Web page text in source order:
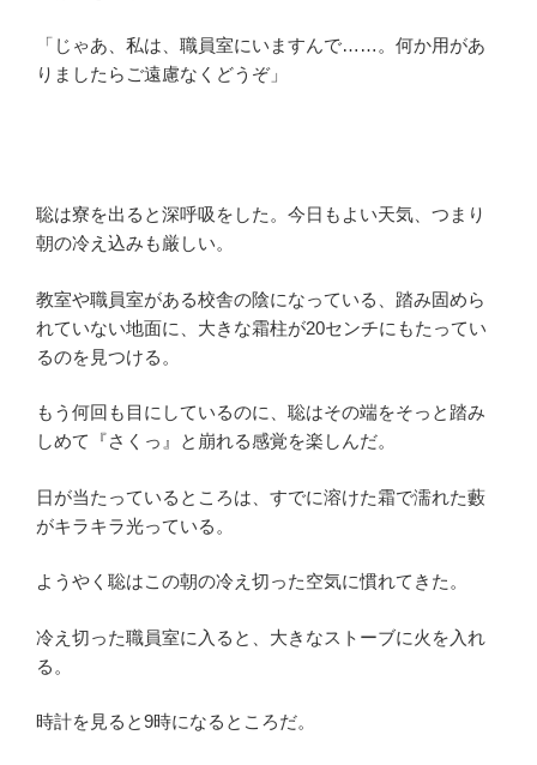
「じゃあ、私は、職員室にいますんで……。何か用があ
りましたらご遠慮なくどうぞ」
聡は寮を出ると深呼吸をした。今日もよい天気、つまり
朝の冷え込みも厳しい。
教室や職員室がある校舎の陰になっている、踏み固めら
れていない地面に、大きな霜柱が20センチにもたってい
るのを見つける。
もう何回も目にしているのに、聡はその端をそっと踏み
しめて『さくっ』と崩れる感覚を楽しんだ。
日が当たっているところは、すでに溶けた霜で濡れた藪
がキラキラ光っている。
ようやく聡はこの朝の冷え切った空気に慣れてきた。
冷え切った職員室に入ると、大きなストーブに火を入れ
る。
時計を見ると9時になるところだ。